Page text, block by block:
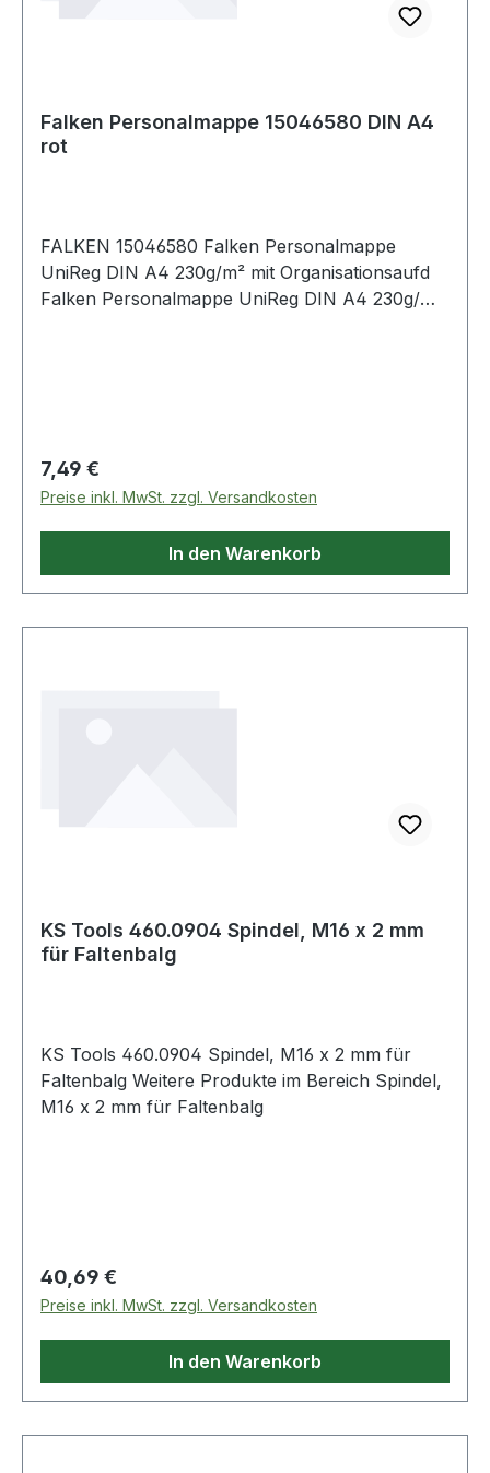
Falken Personalmappe 15046580 DIN A4
rot
FALKEN 15046580 Falken Personalmappe
UniReg DIN A4 230g/m² mit Organisationsaufd
Falken Personalmappe UniReg DIN A4 230g/m²
Regulärer Preis:
7,49 €
Preise inkl. MwSt. zzgl. Versandkosten
In den Warenkorb
KS Tools 460.0904 Spindel, M16 x 2 mm
für Faltenbalg
KS Tools 460.0904 Spindel, M16 x 2 mm für
Faltenbalg Weitere Produkte im Bereich Spindel,
M16 x 2 mm für Faltenbalg
Regulärer Preis:
40,69 €
Preise inkl. MwSt. zzgl. Versandkosten
In den Warenkorb